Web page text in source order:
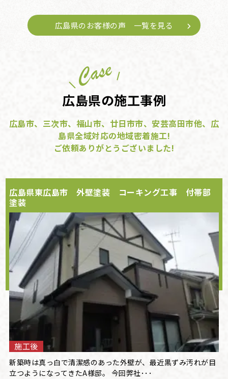
広島県のお客様の声 一覧を見る
広島県の施工事例
広島市、三次市、福山市、廿日市市、安芸高田市他、広
島県全域対応の地域密着施工!
ご依頼ありがとうございました!
広島県東広島市 外壁塗装 コーキング工事 付帯部
塗装
施工後
新築時は真っ白で清潔感のあった外壁が、最近黒ずみ汚れが目
立つようになってきたA様邸。 今回弊社･･･